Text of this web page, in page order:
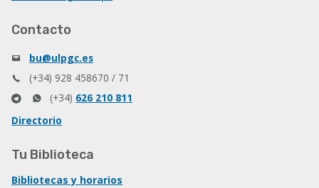
Contacto
bu@ulpgc.es
(+34) 928 458670 / 71
(+34) 626 210 811
Directorio
Tu Biblioteca
Bibliotecas y horarios